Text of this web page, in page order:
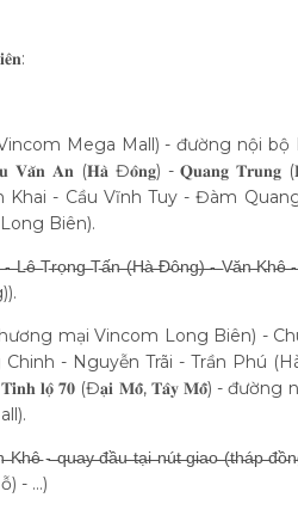
Mega Mall) - đường nội bộ
𝐕𝐚̆𝐧 𝐀𝐧 (𝐇𝐚̀ Đ𝐨̂𝐧𝐠) - 𝐐𝐮𝐚𝐧𝐠
Khai - Cầu Vĩnh Tuy - Đàm
Biên).
̵T̵r̵ọ̵n̵g̵ ̵T̵ấ̵n̵ ̵(̵H̵à̵ ̵Đ̵ô̵n̵g̵)̵ ̵-̵ ̵V̵ă̵n̵ ̵K̵h̵ê̵
mại Vincom Long Biên) -
- Nguyễn Trãi - Trần Phú
𝐥𝐨̣̂ 𝟕𝟎 (Đ𝐚̣𝐢 𝐌𝐨̂̃, 𝐓𝐚̂𝐲 𝐌𝐨̂̃) -
-̵ ̵q̵u̵a̵y̵ ̵đ̵ầ̵u̵ ̵t̵ạ̵i̵ ̵n̵ú̵t̵ ̵g̵i̵a̵o̵ ̵(̵t̵h̵á̵p̵
- …)